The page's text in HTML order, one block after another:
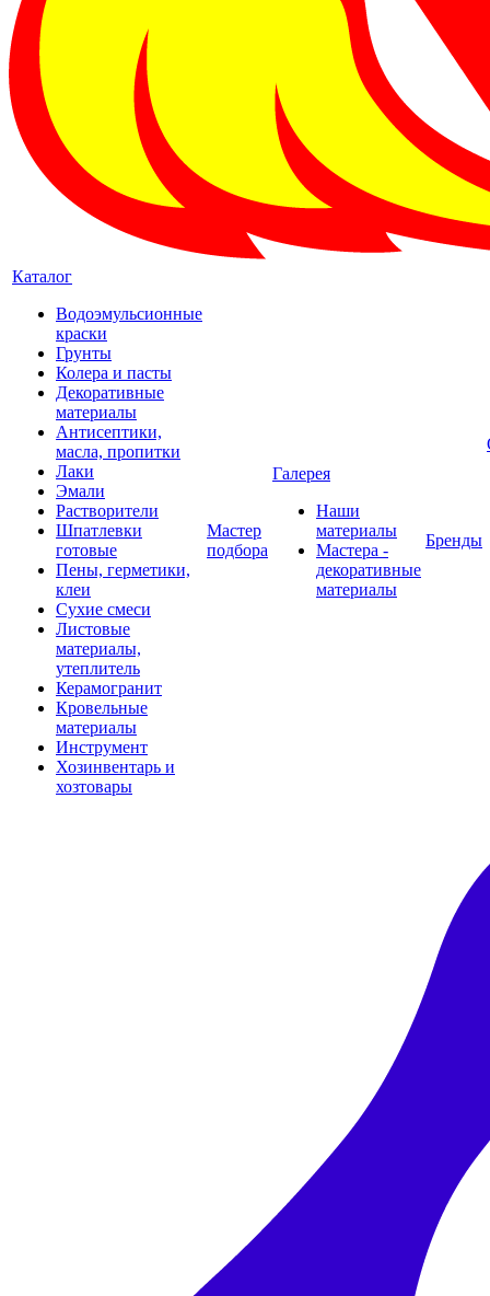
Каталог
Водоэмульсионные
краски
Грунты
Колера и пасты
Декоративные
материалы
Антисептики,
масла, пропитки
Лаки
Эмали
Растворители
Шпатлевки
готовые
Пены, герметики,
клеи
Сухие смеси
Листовые
материалы,
утеплитель
Керамогранит
Кровельные
материалы
Инструмент
Хозинвентарь и
хозтовары
Мастер
подбора
Галерея
Наши
материалы
Мастера -
декоративные
материалы
Бренды